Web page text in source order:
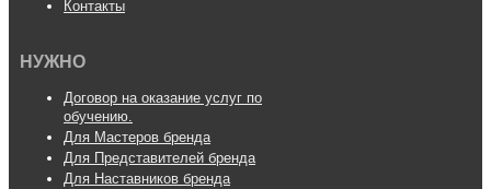
Контакты
НУЖНО
Договор на оказание услуг по
обучению.
Для Мастеров бренда
Для Представителей бренда
Для Наставников бренда